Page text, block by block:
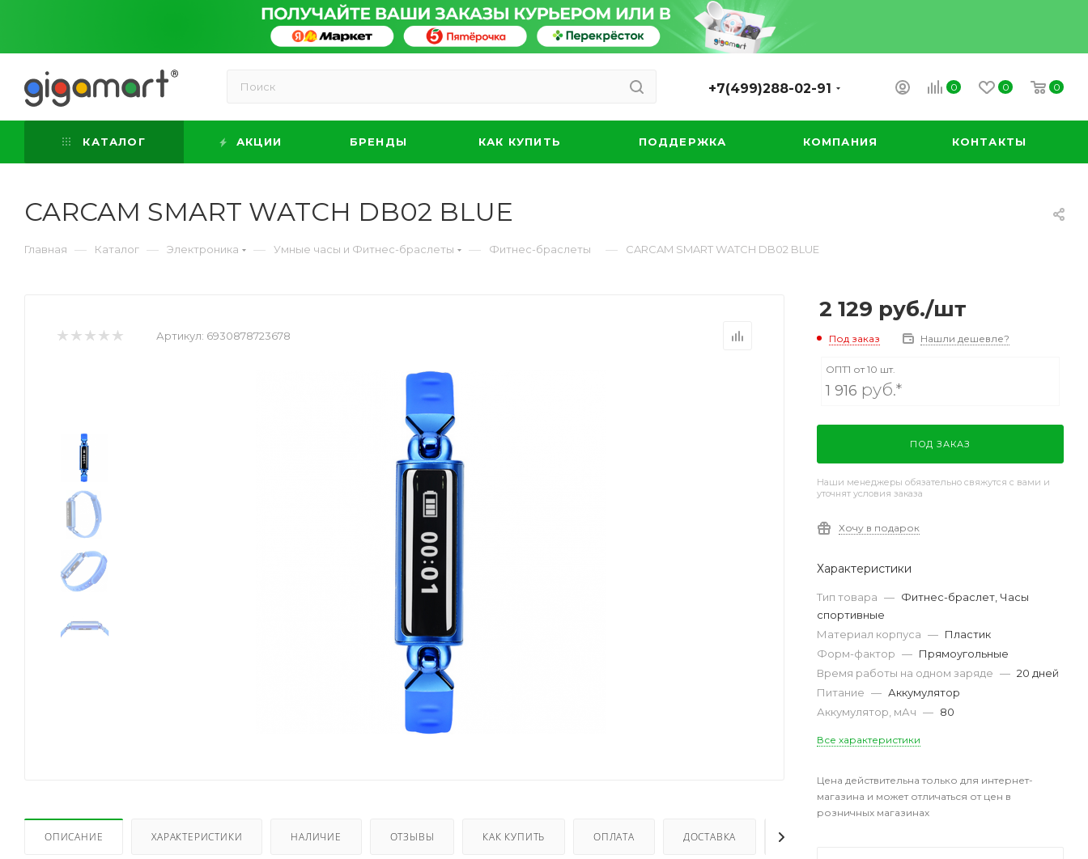
0 0 0
+7(499)288-02-91
КАТАЛОГ АКЦИИ БРЕНДЫ КАК КУПИТЬ ПОДДЕРЖКА КОМПАНИЯ КОНТАКТЫ
CARCAM SMART WATCH DB02 BLUE
Главная — Каталог — Электроника — Умные часы и Фитнес-браслеты — Фитнес-браслеты — CARCAM SMART WATCH DB02 BLUE
Артикул: 6930878723678
ОПИСАНИЕ ХАРАКТЕРИСТИКИ НАЛИЧИЕ ОТЗЫВЫ КАК КУПИТЬ ОПЛАТА ДОСТАВКА ДОПОЛНИТЕЛЬНО
2 129 руб./шт
Под заказ Нашли дешевле?
ОПТ1 от 10 шт.
1 916 руб.*
ПОД ЗАКАЗ
Наши менеджеры обязательно свяжутся с вами и
уточнят условия заказа
Хочу в подарок
Характеристики
Тип товара — Фитнес-браслет, Часы
спортивные
Материал корпуса — Пластик
Форм-фактор — Прямоугольные
Время работы на одном заряде — 20 дней
Питание — Аккумулятор
Аккумулятор, мАч — 80
Все характеристики
Цена действительна только для интернет-
магазина и может отличаться от цен в
розничных магазинах